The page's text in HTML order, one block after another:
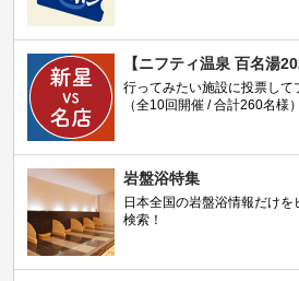
【ニフティ温泉 百名湯
行ってみたい施設に投票して
（全10回開催 / 合計260名様）
岩盤浴特集
日本全国の岩盤浴情報だけ
検索！